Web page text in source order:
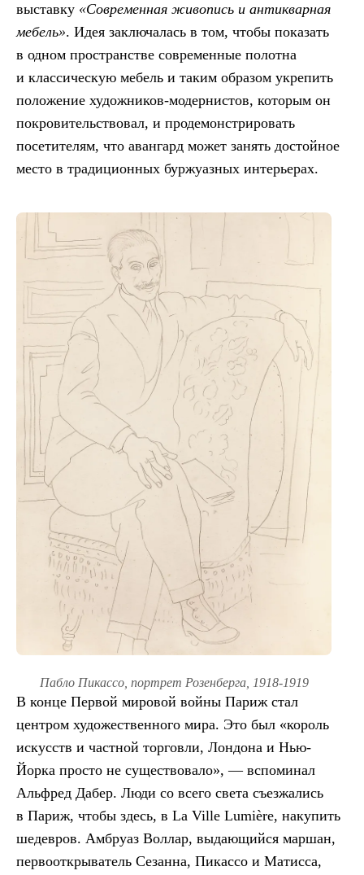
выставку «Современная живопись и антикварная
мебель». Идея заключалась в том, чтобы показать
в одном пространстве современные полотна
и классическую мебель и таким образом укрепить
положение художников-модернистов, которым он
покровительствовал, и продемонстрировать
посетителям, что авангард может занять достойное
место в традиционных буржуазных интерьерах.
Пабло Пикассо, портрет Розенберга, 1918-1919
В конце Первой мировой войны Париж стал
центром художественного мира. Это был «король
искусств и частной торговли, Лондона и Нью-
Йорка просто не существовало», — вспоминал
Альфред Дабер. Люди со всего света съезжались
в Париж, чтобы здесь, в La Ville Lumière, накупить
шедевров. Амбруаз Воллар, выдающийся маршан,
первооткрыватель Сезанна, Пикассо и Матисса,